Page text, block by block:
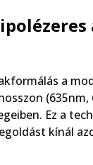
a
Ez a
kínál